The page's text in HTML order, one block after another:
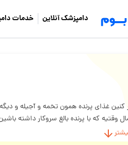
دامپزشک آنلاین خدمات
کنین غذای پرنده همون تخمه و آجیله و
مال وقتیه که با پرنده بالغ سروکار
پیدا کنین.